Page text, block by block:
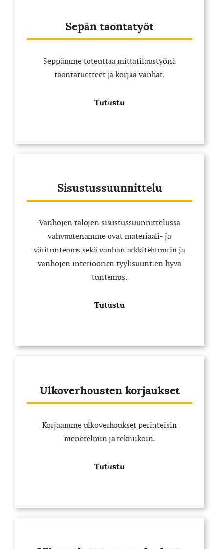
Sepän taontatyöt
Seppämme toteuttaa mittatilaustyönä
taontatuotteet ja korjaa vanhat.
Tutustu
Sisustussuunnittelu
Vanhojen talojen sisustussuunnittelussa
vahvuutenamme ovat materiaali- ja
värituntemus sekä vanhan arkkitehtuurin ja
vanhojen interiöörien tyylisuuntien hyvä
tuntemus.
Tutustu
Ulkoverhousten korjaukset
Korjaamme ulkoverhoukset perinteisin
menetelmin ja tekniikoin.
Tutustu